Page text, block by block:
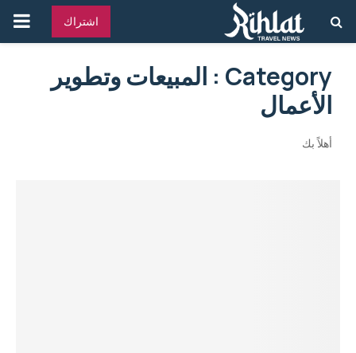
اشتراك
Category : المبيعات وتطوير
الأعمال
أهلاً بك